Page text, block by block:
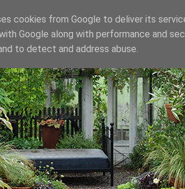
cookies from Google to deliver its
Google along with performance and
to detect and address abuse.